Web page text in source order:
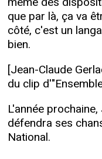
que par là, ça va
côté, c'est un
bien.
[Jean-Claude
du clip
L'année
défendra ses
National.